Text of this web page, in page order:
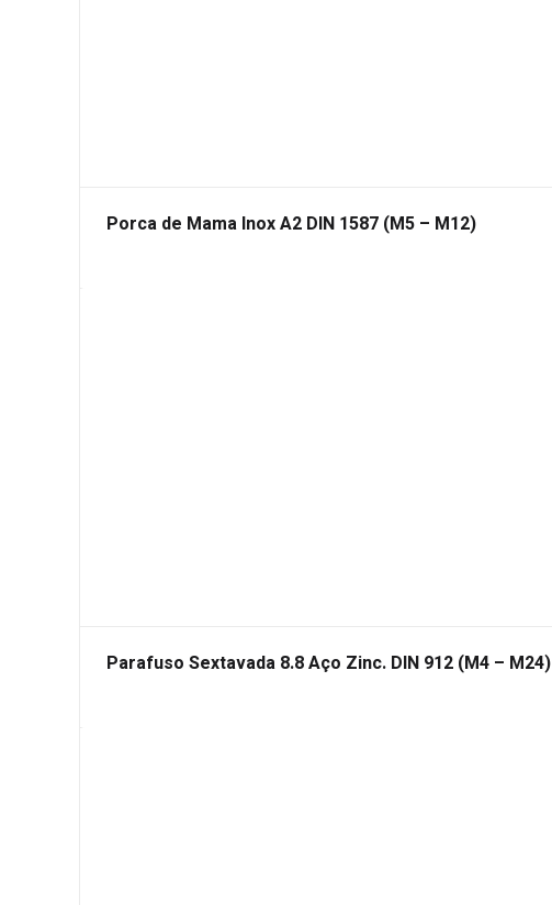
Porca de Mama Inox A2 DIN 1587 (M5 – M12)
Parafuso Sextavada 8.8 Aço Zinc. DIN 912 (M4 – M24)